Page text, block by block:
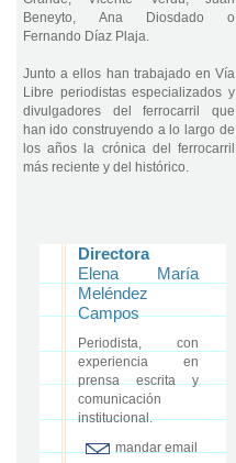
Beneyto, Ana Diosdado o
Fernando Díaz Plaja.
Junto a ellos han trabajado en Vía
Libre periodistas especializados y
divulgadores del ferrocarril que
han ido construyendo a lo largo de
los años la crónica del ferrocarril
más reciente y del histórico.
Directora
Elena María
Meléndez
Campos
Periodista, con
experiencia en
prensa escrita y
comunicación
institucional.
mandar email